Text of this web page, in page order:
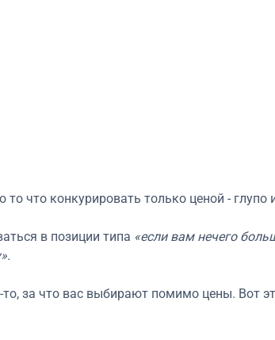
что конкурировать только ценой - глупо
в позиции типа «если вам нечего
то, за что вас выбирают помимо цены. Вот